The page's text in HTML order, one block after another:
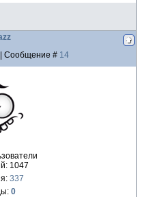
| Сообщение # 14
1047
337
0